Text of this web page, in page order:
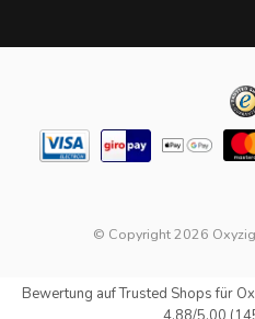
© Copyright 2026 Oxyzig
Bewertung aufTrusted Shopsfür